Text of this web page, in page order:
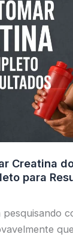
Creatina
para
pesquisando